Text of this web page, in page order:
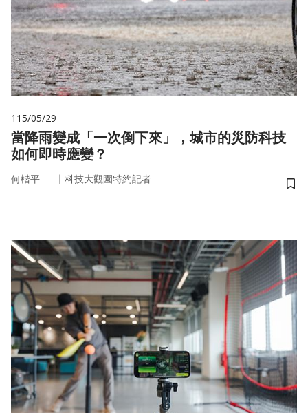
115/05/29
當降雨變成「一次倒下來」，城市的災防科技
如何即時應變？
何楷平 ｜ 科技大觀園特約記者
儲